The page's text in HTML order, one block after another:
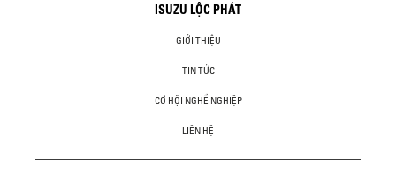
ISUZU LỘC PHÁT
GIỚI THIỆU
TIN TỨC
CƠ HỘI NGHỀ NGHIỆP
LIÊN HỆ